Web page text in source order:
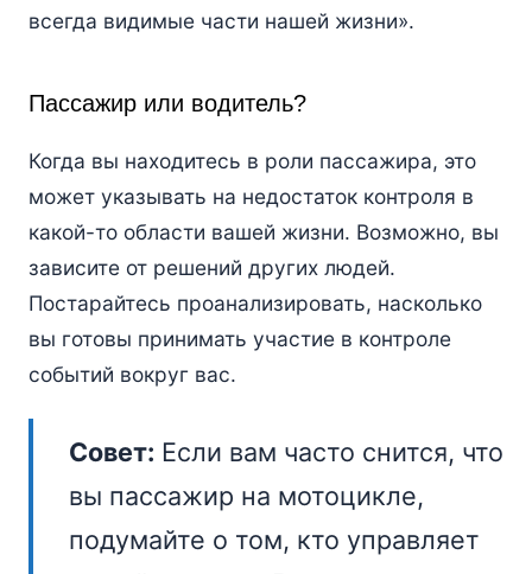
всегда видимые части нашей жизни».
Пассажир или водитель?
Когда вы находитесь в роли пассажира, это
может указывать на недостаток контроля в
какой-то области вашей жизни. Возможно, вы
зависите от решений других людей.
Постарайтесь проанализировать, насколько
вы готовы принимать участие в контроле
событий вокруг вас.
Совет: Если вам часто снится, что
вы пассажир на мотоцикле,
подумайте о том, кто управляет